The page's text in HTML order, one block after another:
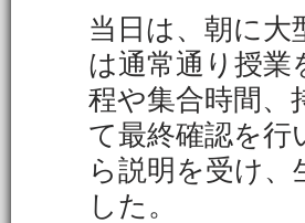
当日は、朝に
は通常通り授業
程や集合時間、
て最終確認を行
ら説明を受け
した。